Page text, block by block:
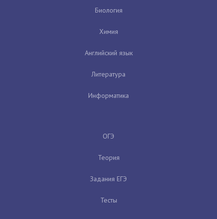
Биология
Химия
Английский язык
Литература
Информатика
ОГЭ
Теория
Задания ЕГЭ
Тесты